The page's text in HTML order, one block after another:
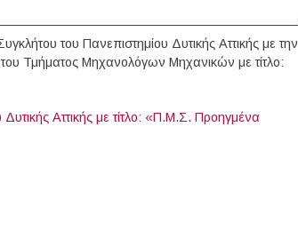
του Πανεπιστημίου Δυτικής Αττικής με την
Τμήματος Μηχανολόγων Μηχανικών με τίτλο:
Αττικής με τίτλο: «Π.Μ.Σ. Προηγμένα